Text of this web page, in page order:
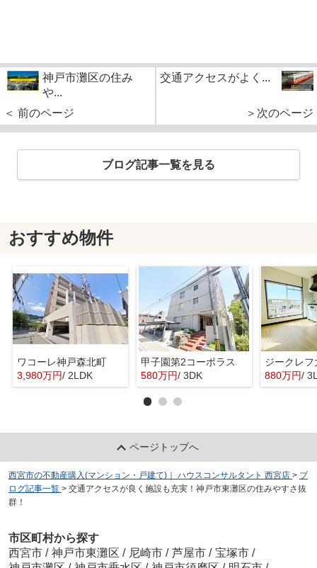
神戸市灘区の住み
や...
＜ 前のページ
交通アクセスがよく...
＞次のページ
ブログ記事一覧を見る
おすすめ物件
ワコーレ神戸森北町
3,980万円/ 2LDK
甲子園第2コーポラス
580万円/ 3DK
ジークレ
880万円/
ページトップへ
西宮市の不動産購入(マンション・戸建て)｜ ハウスコンサルタント 西宮店 > ブ
ログ記事一覧 > 交通アクセスが良く施設も充実！神戸市東灘区の住みやすさ抜
群！
市区町村から探す
西宮市 / 神戸市東灘区 / 尼崎市 / 芦屋市 / 宝塚市 /